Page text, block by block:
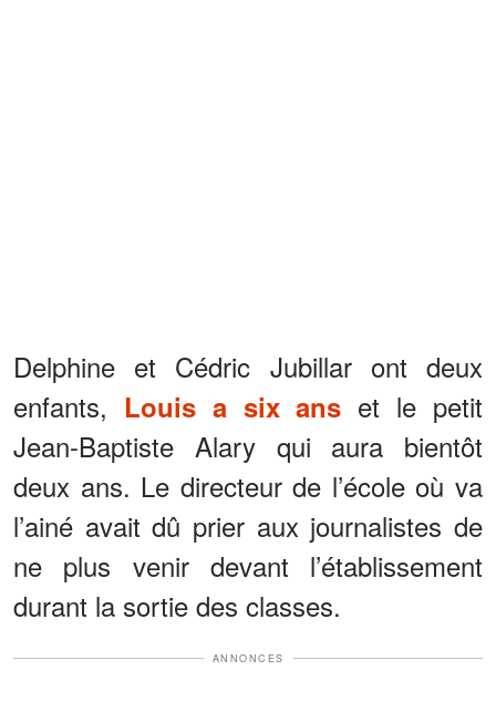
Delphine et Cédric Jubillar ont deux
enfants, Louis a six ans et le petit
Jean-Baptiste Alary qui aura bientôt
deux ans. Le directeur de l’école où va
l’ainé avait dû prier aux journalistes de
ne plus venir devant l’établissement
durant la sortie des classes.
ANNONCES